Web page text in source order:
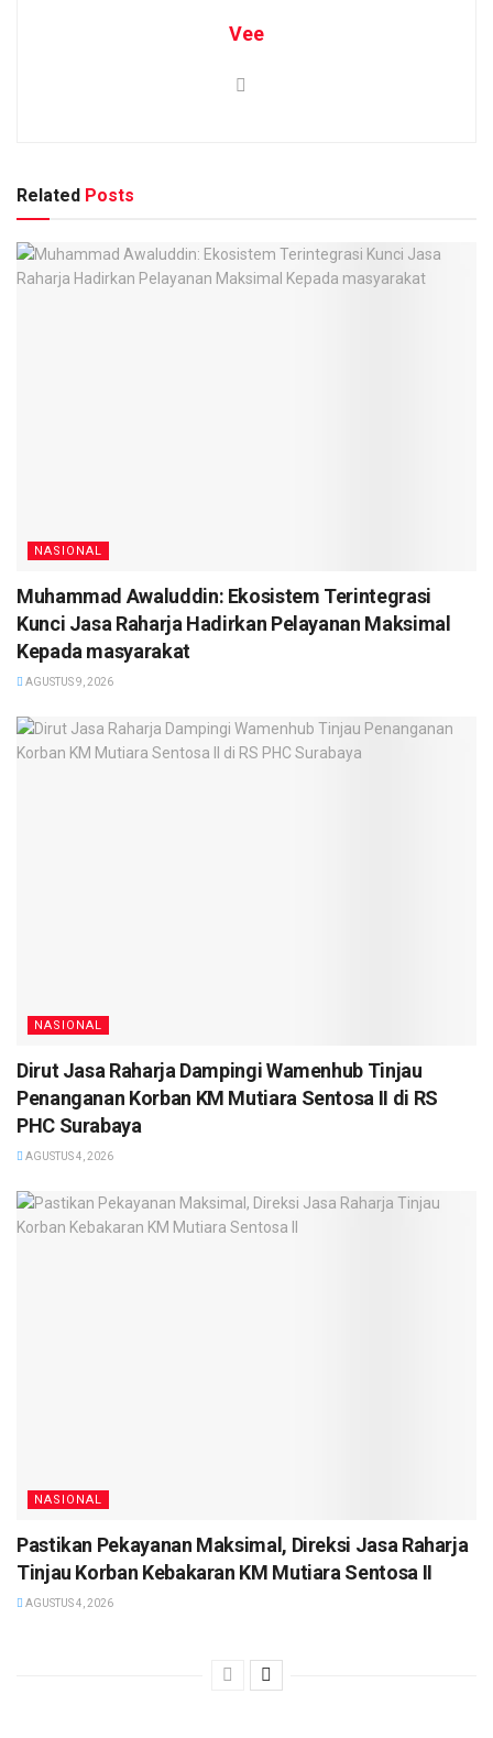
Vee
Related Posts
NASIONAL
Muhammad Awaluddin: Ekosistem Terintegrasi
Kunci Jasa Raharja Hadirkan Pelayanan Maksimal
Kepada masyarakat
AGUSTUS 9, 2026
NASIONAL
Dirut Jasa Raharja Dampingi Wamenhub Tinjau
Penanganan Korban KM Mutiara Sentosa II di RS
PHC Surabaya
AGUSTUS 4, 2026
NASIONAL
Pastikan Pekayanan Maksimal, Direksi Jasa Raharja
Tinjau Korban Kebakaran KM Mutiara Sentosa II
AGUSTUS 4, 2026